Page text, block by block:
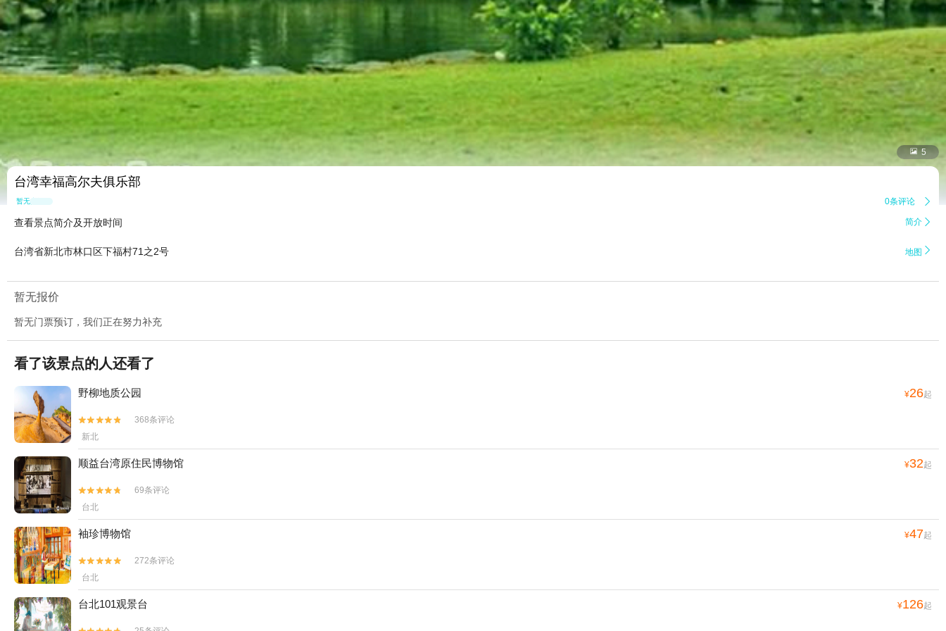
 5
台湾幸福高尔夫俱乐部
暂无点评 0条评论 
查看景点简介及开放时间 简介 
台湾省新北市林口区下福村71之2号 地图 
暂无报价
暂无门票预订，我们正在努力补充
看了该景点的人还看了
野柳地质公园 ¥26起


368条评论
新北
顺益台湾原住民博物馆 ¥32起


69条评论
台北
袖珍博物馆 ¥47起


272条评论
台北
台北101观景台 ¥126起